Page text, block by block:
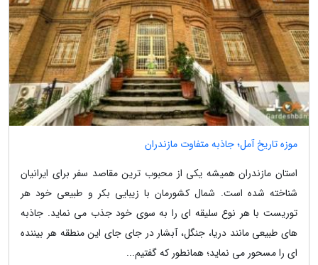
موزه تاریخ آمل؛ جاذبه متفاوت مازندران
استان مازندران همیشه یکی از محبوب ترین مقاصد سفر برای ایرانیان
شناخته شده است. شمال کشورمان با زیبایی بکر و طبیعی خود هر
توریست با هر نوع سلیقه ای را به سوی خود جذب می نماید. جاذبه
های طبیعی مانند دریا، جنگل، آبشار در جای جای این منطقه هر بیننده
ای را مسحور می نماید؛ همانطور که گفتیم...